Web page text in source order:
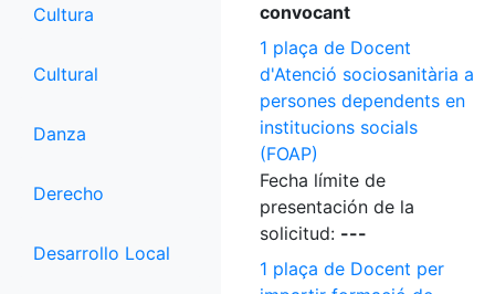
Cultura
Cultural
Danza
Derecho
Desarrollo Local
convocant
1 plaça de Docent
d'Atenció sociosanitària a
persones dependents en
institucions socials
(FOAP)
Fecha límite de
presentación de la
solicitud: ---
1 plaça de Docent per